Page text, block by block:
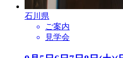
石川県
ご案内
見学会